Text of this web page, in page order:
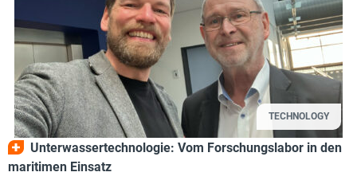
TECHNOLOGY
Unterwassertechnologie: Vom Forschungslabor in den
maritimen Einsatz